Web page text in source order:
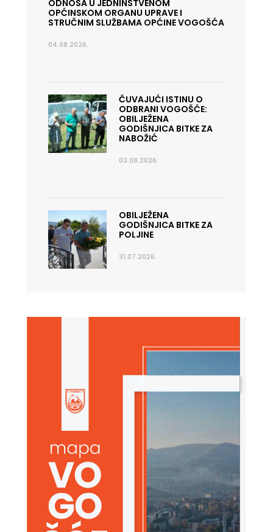
ODNOSA U JEDNINSTVENOM
OPĆINSKOM ORGANU UPRAVE I
STRUČNIM SLUŽBAMA OPĆINE VOGOŠĆA
04.08.2026.
ČUVAJUĆI ISTINU O
ODBRANI VOGOŠĆE:
OBILJEŽENA
GODIŠNJICA BITKE ZA
NABOŽIĆ
03.08.2026.
OBILJEŽENA
GODIŠNJICA BITKE ZA
POLJINE
31.07.2026.